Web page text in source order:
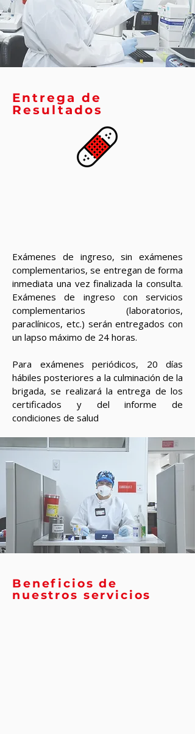
Beneficios de
nuestros servicios
Entrega de
Resultados
Exámenes de ingreso, sin exámenes
complementarios, se entregan de forma
inmediata una vez finalizada la consulta.
Exámenes de ingreso con servicios
complementarios (laboratorios,
paraclínicos, etc.) serán entregados con
un lapso máximo de 24 horas.
Para exámenes periódicos, 20 días
hábiles posteriores a la culminación de la
brigada, se realizará la entrega de los
certificados y del informe de
condiciones de salud